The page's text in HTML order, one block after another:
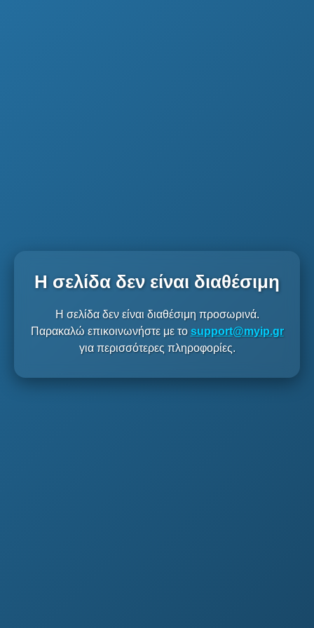
Η σελίδα δεν είναι διαθέσιμη
Η σελίδα δεν είναι διαθέσιμη προσωρινά.
Παρακαλώ επικοινωνήστε με το support@myip.gr
για περισσότερες πληροφορίες.